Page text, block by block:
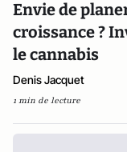
Envie de
croissance ?
le cannabis
Denis Jacquet
1 min de lecture